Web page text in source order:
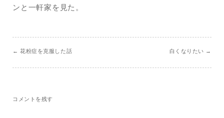
ンと一軒家を見た。
← 花粉症を克服した話 白くなりたい →
コメントを残す